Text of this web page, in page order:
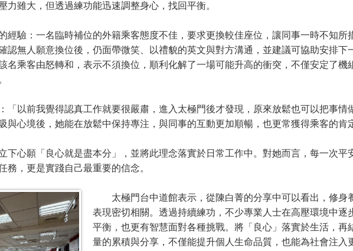
力雖大，但透過練功能迅速調整身心，找回平衡。
驗：一名臨時補位的外籍乘客態度不佳，要求更換較佳座位，讓同事一時不知所
認無人願意換位後，仍面帶微笑、以禮貌的英文與對方溝通，並建議可協助安排下
名乘客由怒轉和，表示不須換位，順利化解了一場可能升高的衝突，不僅安定了機
以前我覺得認真工作就要很嚴肅，進入太極門後才發現，原來放鬆也可以把事情
與心境後，她能在放鬆中保持專注，與同事的互動更加順暢，也更常獲得乘客的肯
心願「良心就是盡本分」，並將此理念落實於日常工作中。對她而言，每一次平
務，更是實踐自己最重要的信念。
太極門台中道館表示，從陳白菁的分享中可以看出，修身
表現密切相關。透過持續練功，不少專業人士在高壓環境中逐
平衡，也更有智慧面對各種挑戰。將「良心」落實於生活，再
量的累積與分享，不僅能提升個人生命品質，也能為社會注入